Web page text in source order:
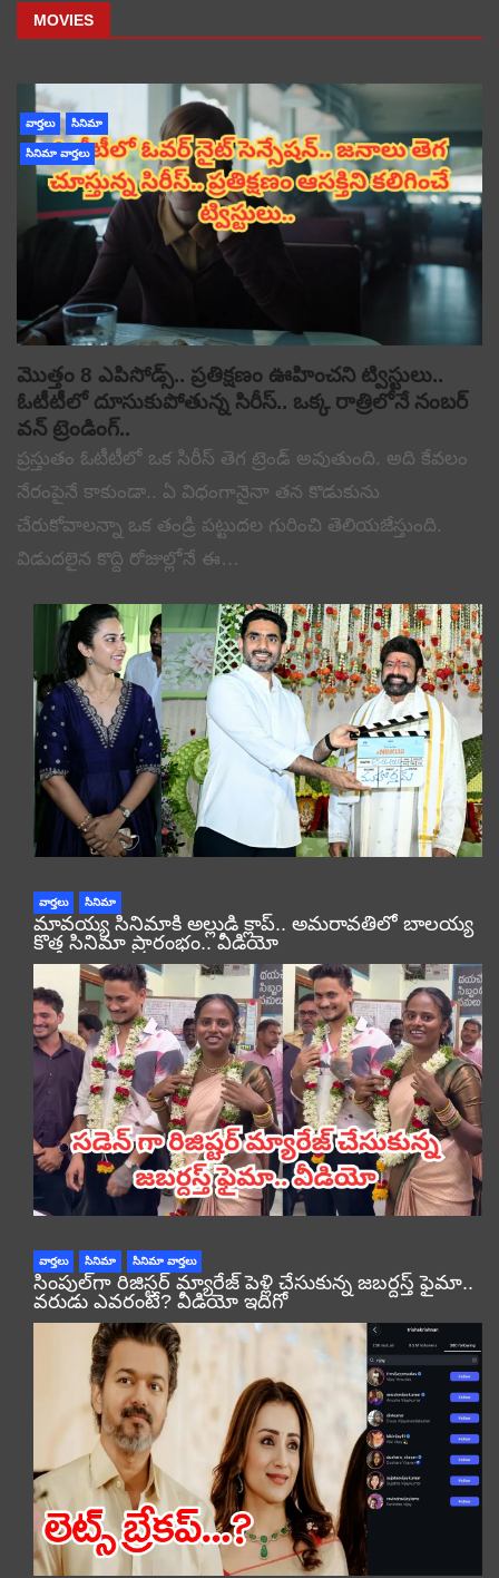
MOVIES
వార్తలు సినిమా
సినిమా వార్తలు
మొత్తం 8 ఎపిసోడ్స్.. ప్రతిక్షణం ఊహించని ట్విస్టులు..
ఓటీటీలో దూసుకుపోతున్న సిరీస్.. ఒక్క రాత్రిలోనే నంబర్
వన్ ట్రెండింగ్..
ప్రస్తుతం ఓటీటీలో ఒక సిరీస్ తెగ ట్రెండ్ అవుతుంది. అది కేవలం
నేరంపైనే కాకుండా.. ఏ విధంగానైనా తన కొడుకును
చేరుకోవాలన్నా ఒక తండ్రి పట్టుదల గురించి తెలియజేస్తుంది.
విడుదలైన కొద్ది రోజుల్లోనే ఈ…
వార్తలు సినిమా
మావయ్య సినిమాకి అల్లుడి క్లాప్.. అమరావతిలో బాలయ్య
కొత్త సినిమా ప్రారంభం.. వీడియో
వార్తలు సినిమా సినిమా వార్తలు
సింపుల్‌గా రిజిస్టర్‌ మ్యారేజ్ పెళ్లి చేసుకున్న జబర్దస్త్ ఫైమా..
వరుడు ఎవరంటే? వీడియో ఇదిగో